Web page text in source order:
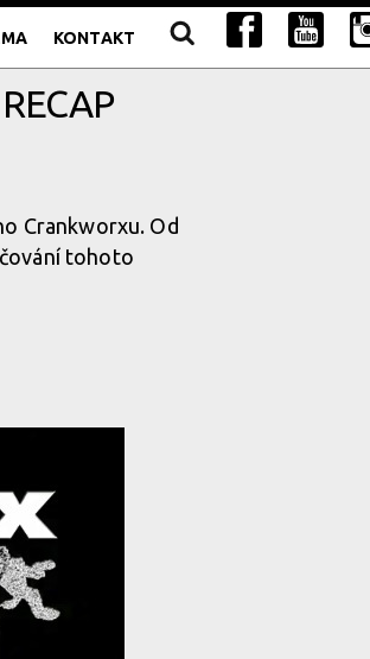
KONTAKT
Crankworxu. Od
tohoto